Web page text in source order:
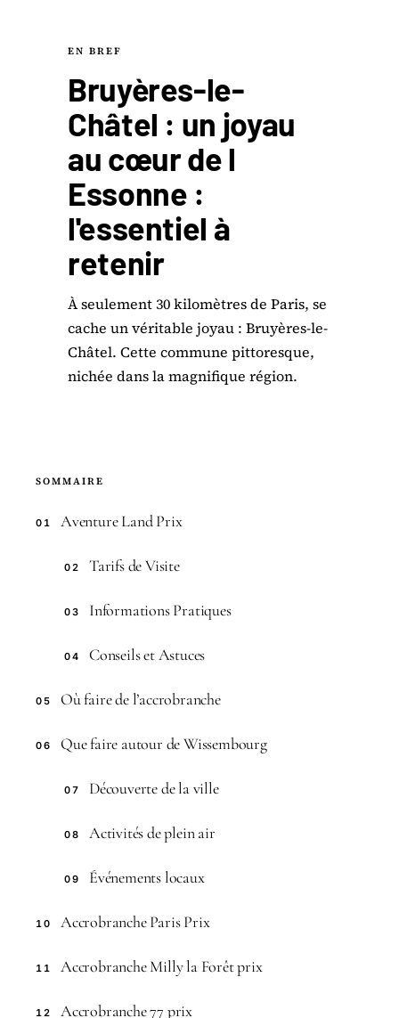
EN BREF
Bruyères-le-
Châtel : un joyau
au cœur de l
Essonne :
l'essentiel à
retenir
À seulement 30 kilomètres de Paris, se
cache un véritable joyau : Bruyères-le-
Châtel. Cette commune pittoresque,
nichée dans la magnifique région.
SOMMAIRE
01 Aventure Land Prix
02 Tarifs de Visite
03 Informations Pratiques
04 Conseils et Astuces
05 Où faire de l’accrobranche
06 Que faire autour de Wissembourg
07 Découverte de la ville
08 Activités de plein air
09 Événements locaux
10 Accrobranche Paris Prix
11 Accrobranche Milly la Forêt prix
12 Accrobranche 77 prix